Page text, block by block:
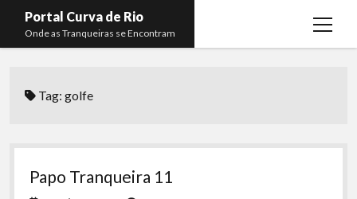
Portal Curva de Rio
Onde as Tranqueiras se Encontram
open
menu
Curva de Rio
Komos
Membros
Tag:golfe
Papo Tranqueira 11